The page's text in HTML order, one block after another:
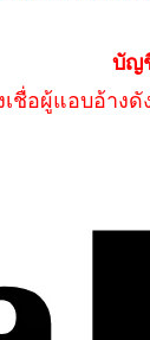
บัญ
ชื่อผู้แอบอ้าง